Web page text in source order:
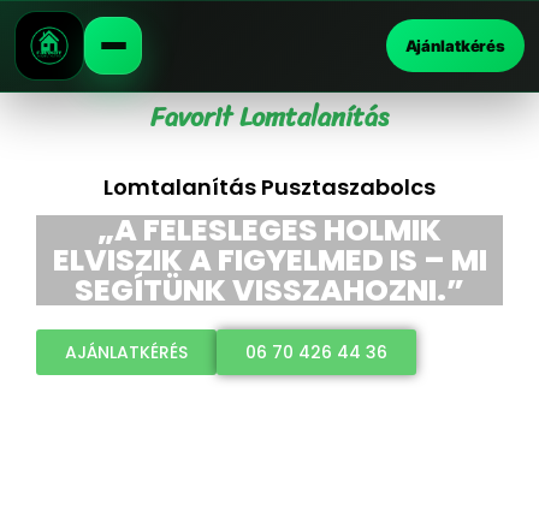
Ajánlatkérés
Favorit Lomtalanítás
Lomtalanítás Pusztaszabolcs
„A FELESLEGES HOLMIK
ELVISZIK A FIGYELMED IS – MI
SEGÍTÜNK VISSZAHOZNI.”
AJÁNLATKÉRÉS 06 70 426 44 36